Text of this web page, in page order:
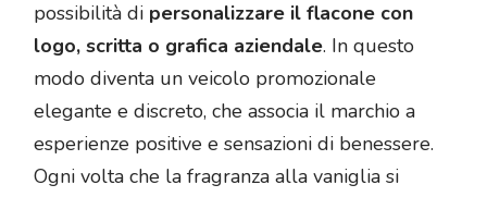
possibilità di personalizzare il flacone con
logo, scritta o grafica aziendale. In questo
modo diventa un veicolo promozionale
elegante e discreto, che associa il marchio a
esperienze positive e sensazioni di benessere.
Ogni volta che la fragranza alla vaniglia si